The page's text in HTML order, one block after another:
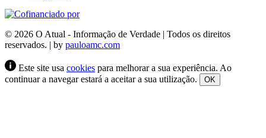
© 2026 O Atual - Informação de Verdade | Todos os direitos
reservados. | by pauloamc.com
Este site usa cookies para melhorar a sua experiência. Ao
continuar a navegar estará a aceitar a sua utilização.
OK